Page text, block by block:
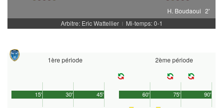
H. Boudaoui 2'
Arbitre: Eric Wattellier | Mi-temps: 0-1
1ère période
45'
15' 30'
2ème période
90'
60' 75'